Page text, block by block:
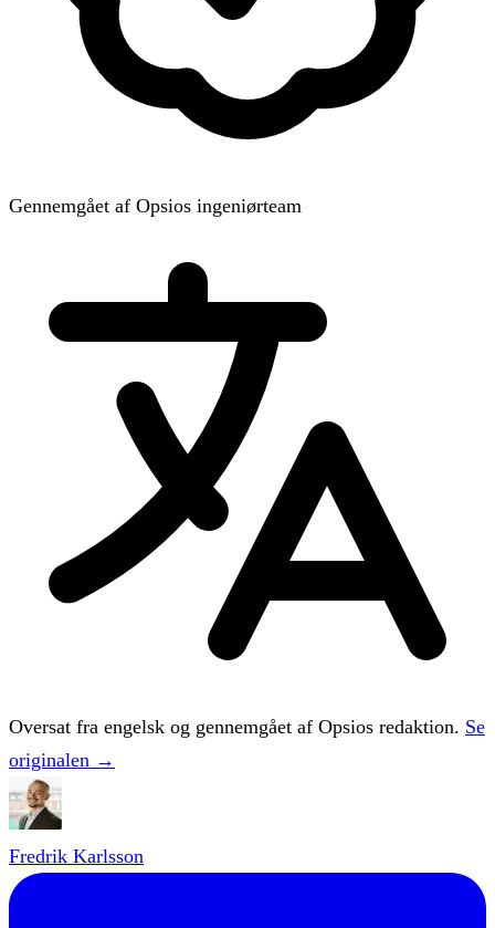
Gennemgået af Opsios ingeniørteam
Oversat fra engelsk og gennemgået af Opsios redaktion. Se
originalen →
Fredrik Karlsson